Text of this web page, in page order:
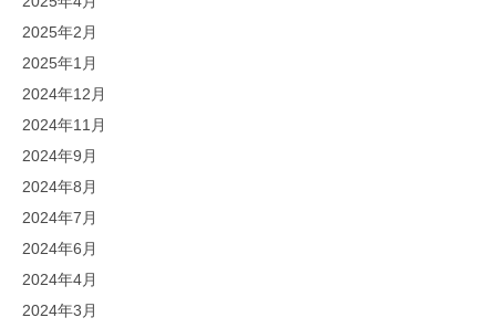
2025年2月
2025年1月
2024年12月
2024年11月
2024年9月
2024年8月
2024年7月
2024年6月
2024年4月
2024年3月